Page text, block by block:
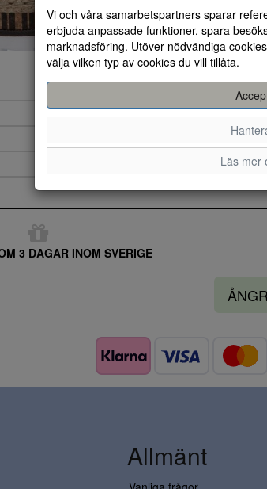
3 DAGAR INOM SVERIGE
Vi och våra samarbetspartners sparar
erbjuda anpassade funktioner, spara
marknadsföring. Utöver nödvändiga
välja vilken typ av cookies du vill tillåta.
Läs mer
Allmänt